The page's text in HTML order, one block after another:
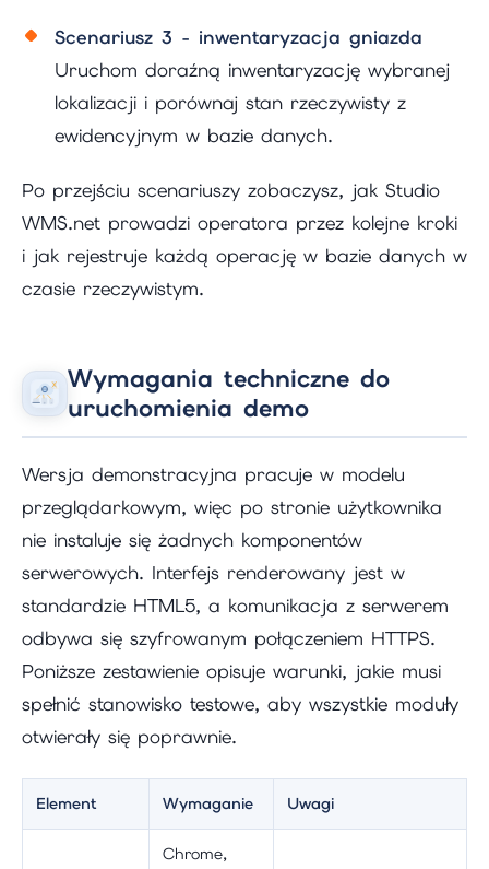
Scenariusz 3 - inwentaryzacja gniazda
Uruchom doraźną inwentaryzację wybranej
lokalizacji i porównaj stan rzeczywisty z
ewidencyjnym w bazie danych.
Po przejściu scenariuszy zobaczysz, jak Studio
WMS.net prowadzi operatora przez kolejne kroki
i jak rejestruje każdą operację w bazie danych w
czasie rzeczywistym.
Wymagania techniczne do
uruchomienia demo
Wersja demonstracyjna pracuje w modelu
przeglądarkowym, więc po stronie użytkownika
nie instaluje się żadnych komponentów
serwerowych. Interfejs renderowany jest w
standardzie HTML5, a komunikacja z serwerem
odbywa się szyfrowanym połączeniem HTTPS.
Poniższe zestawienie opisuje warunki, jakie musi
spełnić stanowisko testowe, aby wszystkie moduły
otwierały się poprawnie.
Element Wymaganie Uwagi
Chrome,